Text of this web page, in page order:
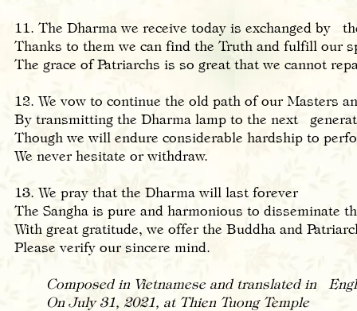
11. The Dharma we receive today is exchanged by
Thanks to them we can find the Truth and fulfill our
The grace of Patriarchs is so great that we cannot
12. We vow to continue the old path of our Masters
By transmitting the Dharma lamp to the next
Though we will endure considerable hardship to
We never hesitate or withdraw.
13. We pray that the Dharma will last forever
The Sangha is pure and harmonious to disseminate
With great gratitude, we offer the Buddha and
Please verify our sincere mind.
Composed in Vietnamese and translated in
On July 31, 2021, at Thien Tuong Temple